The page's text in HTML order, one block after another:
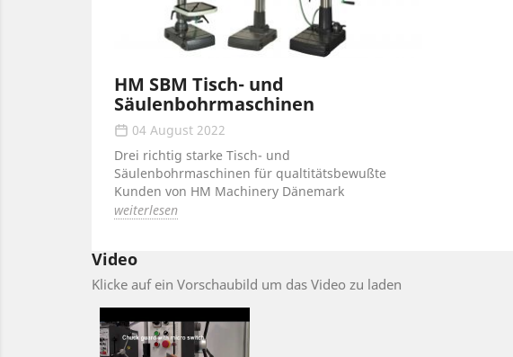
HM SBM Tisch- und
Säulenbohrmaschinen
04 August 2022
Drei richtig starke Tisch- und
Säulenbohrmaschinen für qualtitätsbewußte
Kunden von HM Machinery Dänemark
weiterlesen
Video
Klicke auf ein Vorschaubild um das Video zu laden